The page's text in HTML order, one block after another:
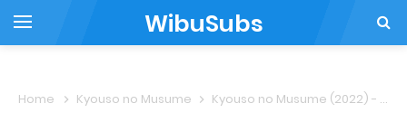
WibuSubs
Home Kyouso no Musume Kyouso no Musume (2022) - 04&05 SUBTITLE INDONESIA